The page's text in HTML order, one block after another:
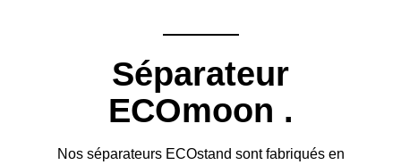
Séparateur
ECOmoon .
Nos séparateurs ECOstand sont fabriqués en